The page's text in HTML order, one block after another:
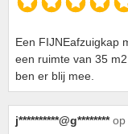
Een FIJNEafzuigkap
een ruimte van 35
ben er blij mee.
j**********@g******** op